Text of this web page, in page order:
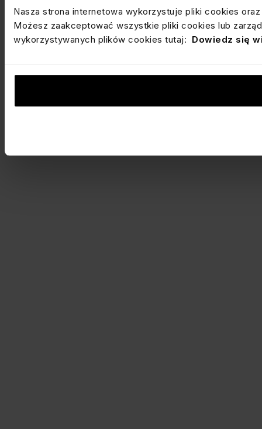
Nasza strona internetowa wykorzystuje pliki cookies
Możesz zaakceptować wszystkie pliki cookies lub
wykorzystywanych plików cookies tutaj: Dowiedz się